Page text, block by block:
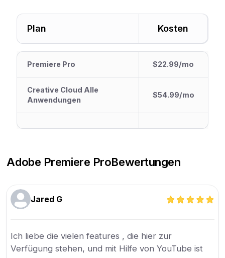
Plan Kosten
Premiere Pro $22.99/mo
Creative Cloud Alle
Anwendungen
$54.99/mo
Adobe Premiere ProBewertungen
Jared G
Ich liebe die vielen features , die hier zur
Verfügung stehen, und mit Hilfe von YouTube ist